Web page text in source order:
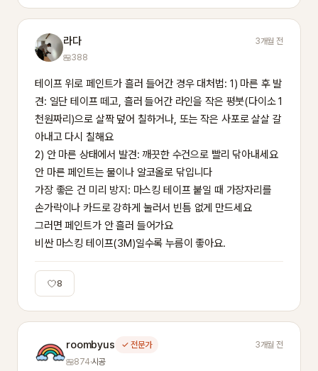
라다
3개월 전
388
테이프 위로 페인트가 흘러 들어간 경우 대처법: 1) 마른 후 발
견: 일단 테이프 떼고, 흘러 들어간 라인을 작은 평붓(다이소 1
천원짜리)으로 살짝 덮어 칠하거나, 또는 작은 사포로 살살 갈
아내고 다시 칠해요
2) 안 마른 상태에서 발견: 깨끗한 수건으로 빨리 닦아내세요
안 마른 페인트는 물이나 알코올로 닦입니다
가장 좋은 건 미리 방지: 마스킹 테이프 붙일 때 가장자리를
손가락이나 카드로 강하게 눌러서 빈틈 없게 만드세요
그러면 페인트가 안 흘러 들어가요
비싼 마스킹 테이프(3M)일수록 누름이 좋아요.
8
roombyus ✓ 전문가
3개월 전
874·시공